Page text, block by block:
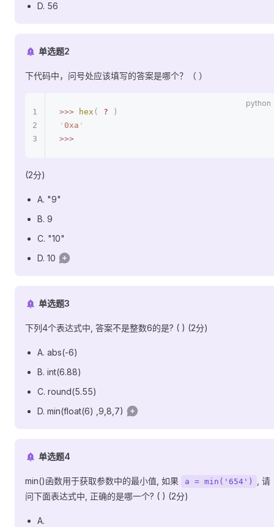
D. 56
单选题2
下代码中，问号处应该填写的答案是哪个？（ ）
>>> hex ( ? )
' 0xa '
>>>
(2分)
A. "9"
B. 9
C. "10"
D. 10
单选题3
下列4个表达式中, 答案不是整数6的是? ( ) (2分)
A. abs(-6)
B. int(6.88)
C. round(5.55)
D. min(float(6) ,9,8,7)
单选题4
min()函数用于获取参数中的最小值, 如果 a = min('654')
, 请
问下面表达式中, 正确的是哪一个? ( ) (2分)
A.